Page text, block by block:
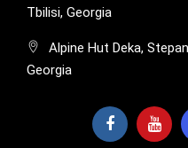
Tbilisi, Georgia
Alpine Hut Deka,
Georgia